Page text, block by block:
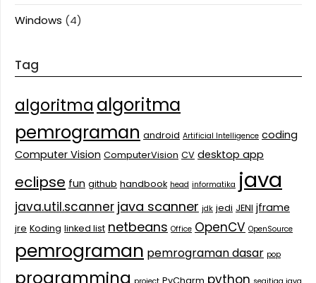
Windows (4)
Tag
algoritma algoritma
pemrograman android Artificial Intelligence coding
Computer Vision ComputerVision CV desktop app
eclipse fun github handbook head informatika java
java.util.scanner java scanner jdk jedi JENI jframe
jre Koding linked list netbeans Office OpenCV OpenSource
pemrograman pemrograman dasar pop
programming PyCharm python